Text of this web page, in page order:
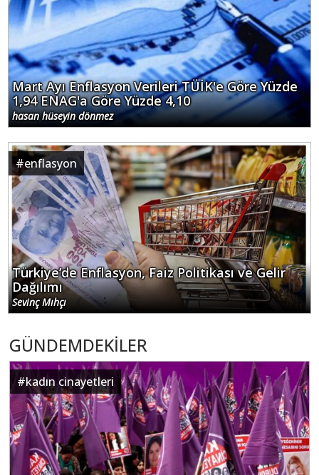
Mart Ayı Enflasyon Verileri TÜİK'e Göre Yüzde
1,94 ENAG'a Göre Yüzde 4,10
hasan hüseyin dönmez
#enflasyon
Türkiye’de Enflasyon, Faiz Politikası ve Gelir
Dağılımı
Sevinç Mıhçı
GÜNDEMDEKİLER
#kadın cinayetleri